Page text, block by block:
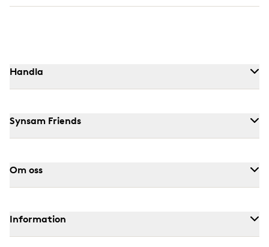
Handla
Synsam Friends
Om oss
Information